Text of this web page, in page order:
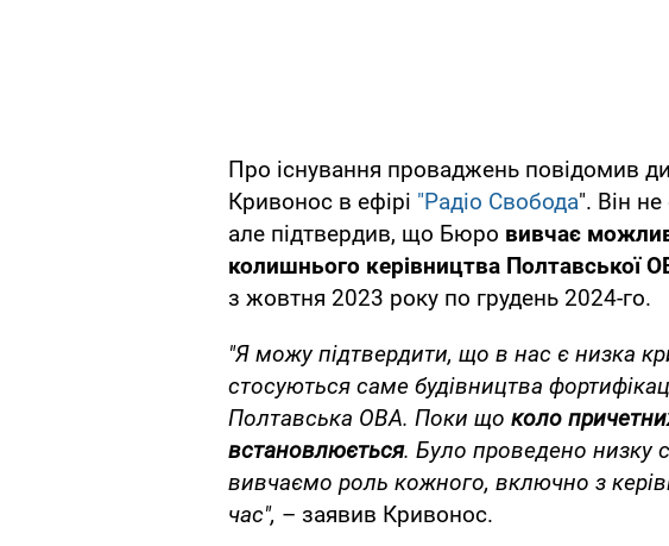
Про існування проваджень повідомив
Кривонос в ефірі "Радіо Свобода". Він
але підтвердив, що Бюро вивчає
колишнього керівництва Полтавської
з жовтня 2023 року по грудень 2024-го.
"Я можу підтвердити, що в нас є низка
стосуються саме будівництва
Полтавська ОВА. Поки що коло
встановлюється. Було проведено низку
вивчаємо роль кожного, включно з
час", – заявив Кривонос.